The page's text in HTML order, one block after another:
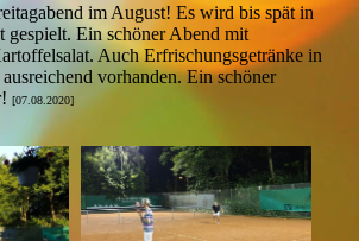
im August! Es wird bis spät in
gespielt. Ein schöner Abend mit
Auch Erfrischungsgetränke in
vorhanden. Ein schöner
[07.08.2020]